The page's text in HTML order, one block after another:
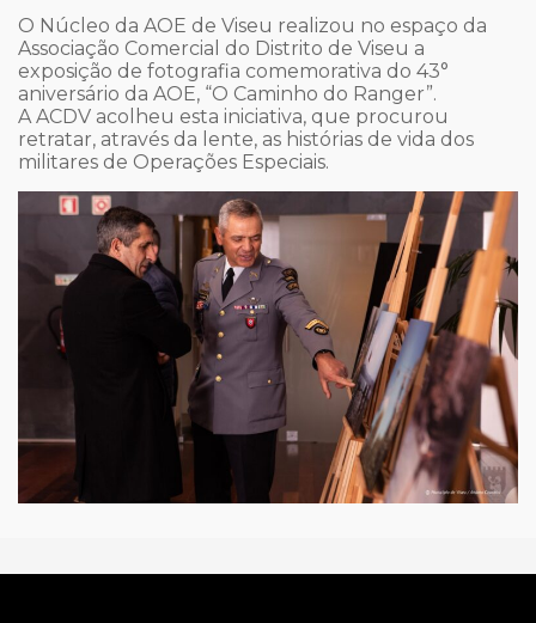
O Núcleo da AOE de Viseu realizou no espaço da
Associação Comercial do Distrito de Viseu a
exposição de fotografia comemorativa do 43°
aniversário da AOE, “O Caminho do Ranger”.
A ACDV acolheu esta iniciativa, que procurou
retratar, através da lente, as histórias de vida dos
militares de Operações Especiais.